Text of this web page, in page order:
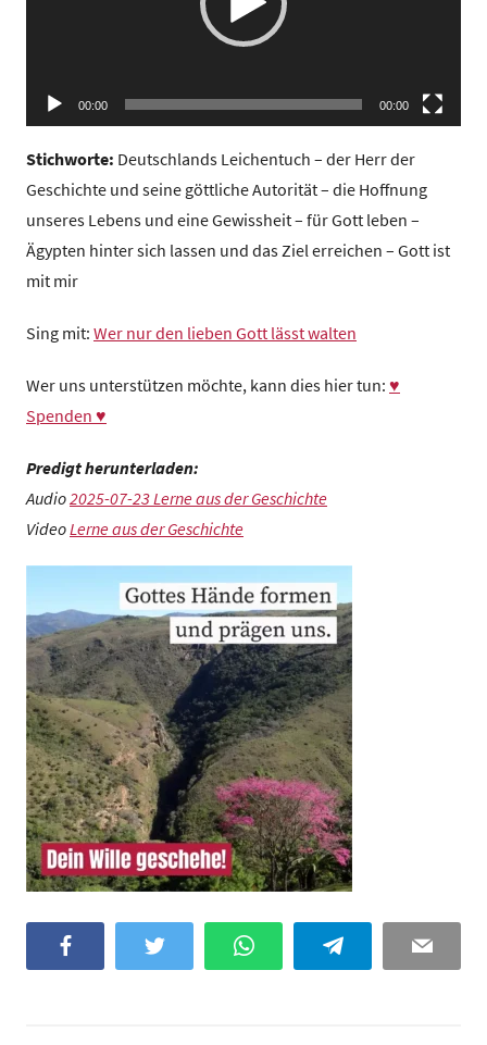
e
t
r
u
m
00:00 00:00
Stichworte: Deutschlands Leichentuch – der Herr der
Geschichte und seine göttliche Autorität – die Hoffnung
unseres Lebens und eine Gewissheit – für Gott leben –
Ägypten hinter sich lassen und das Ziel erreichen – Gott ist
mit mir
Sing mit: Wer nur den lieben Gott lässt walten
Wer uns unterstützen möchte, kann dies hier tun: ♥
Spenden ♥
Predigt herunterladen:
Audio2025-07-23 Lerne aus der Geschichte
VideoLerne aus der Geschichte
Twitter WhatsApp Telegram Email